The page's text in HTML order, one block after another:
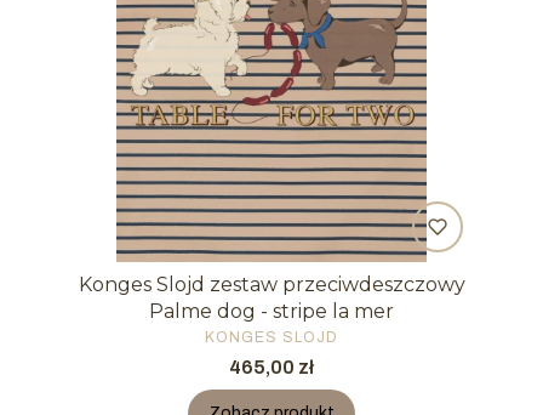
Konges Slojd zestaw przeciwdeszczowy
Palme dog - stripe la mer
PRODUCENT
KONGES SLOJD
Cena
465,00 zł